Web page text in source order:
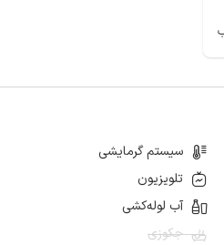
سیستم گرمایشی
تلویزیون
آب لوله‌کشی
جکوزی